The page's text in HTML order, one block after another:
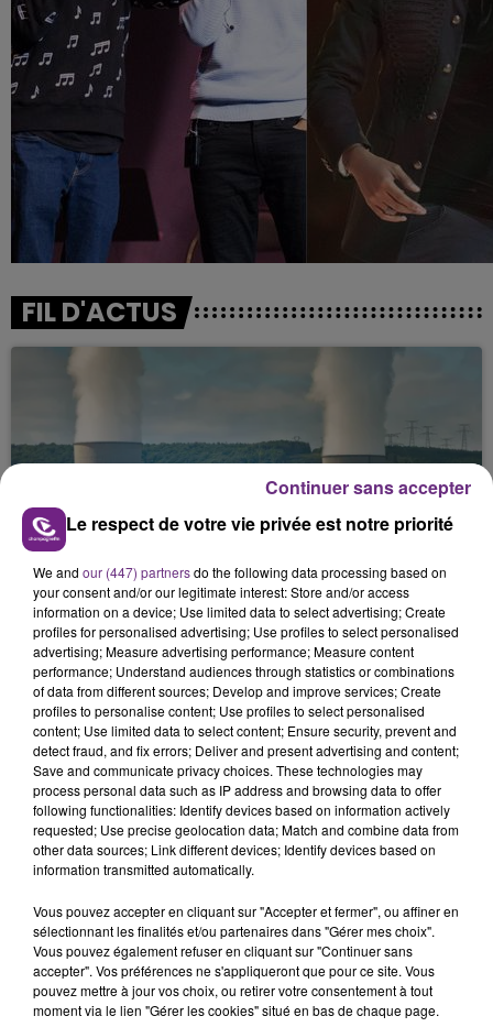
FIL D'ACTUS
LA CENTRALE NUCLÉAIRE DE CHOOZ
TOUJOURS À L'ARRÊT
Cela fait déjà une semaine que la centrale
nucléaire ardennaise est à l'arrêt. Une situation
justifiée par la sécheresse intense qui est toujours
présente.
LE MAGASIN JOUÉCLUB DE REIMS FERME
SES PORTES
C'était l'une des institutions du centre-ville
rémois. Le magasin JouéClub est contraint de
fermer ses portes.
TITRES DIFFUSÉS
1h09
1h09 1h06
1h06
Le respect de votre vie privée est notre priorité
We and our (447) partnersdo the following data processing based on
your consent and/or our legitimate interest: Store and/or access
information on a device; Use limited data to select advertising; Create
profiles for personalised advertising; Use profiles to select personalised
advertising; Measure advertising performance; Measure content
performance; Understand audiences through statistics or combinations
of data from different sources; Develop and improve services; Create
profiles to personalise content; Use profiles to select personalised
content; Use limited data to select content; Ensure security, prevent and
detect fraud, and fix errors; Deliver and present advertising and content;
Save and communicate privacy choices. These technologies may
process personal data such as IP address and browsing data to offer
following functionalities: Identify devices based on information actively
requested; Use precise geolocation data; Match and combine data from
other data sources; Link different devices; Identify devices based on
information transmitted automatically.
Vous pouvez accepter en cliquant sur "Accepter et fermer", ou affiner en
sélectionnant les finalités et/ou partenaires dans "Gérer mes choix".
Vous pouvez également refuser en cliquant sur "Continuer sans
accepter". Vos préférences ne s'appliqueront que pour ce site. Vous
pouvez mettre à jour vos choix, ou retirer votre consentement à tout
moment via le lien "Gérer les cookies" situé en bas de chaque page.
Continuer sans accepter